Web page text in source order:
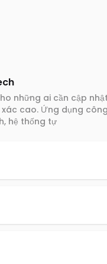
những ai cần cập
cao. Ứng dụng
hệ thống tự